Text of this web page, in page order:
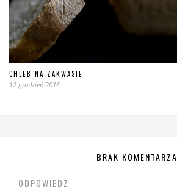
CHLEB NA ZAKWASIE
12 grudzień 2016
BRAK KOMENTARZA
ODPOWIEDZ